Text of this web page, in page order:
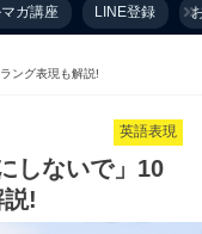
ガ講座 LINE登録
ング表現も解説!
英語表現
しないで」10
!